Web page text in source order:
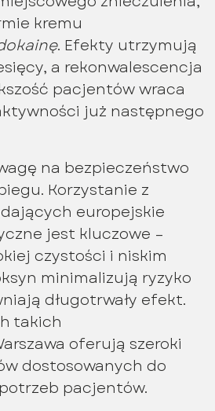
kremu
. Efekty utrzymują
a rekonwalescencja
pacjentów wraca
już następnego
na bezpieczeństwo
Korzystanie z
europejskie
jest kluczowe –
czystości i niskim
minimalizują ryzyko
długotrwały efekt.
takich
oferują szeroki
dostosowanych do
pacjentów.